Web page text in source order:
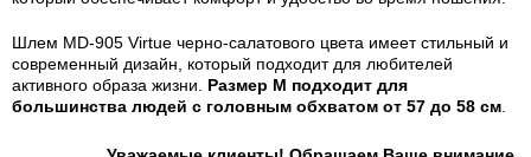
Шлем MD-905 Virtue черно-салатового цвета имеет стильный и
современный дизайн, который подходит для любителей
активного образа жизни. Размер M подходит для
большинства людей с головным обхватом от 57 до 58 см.